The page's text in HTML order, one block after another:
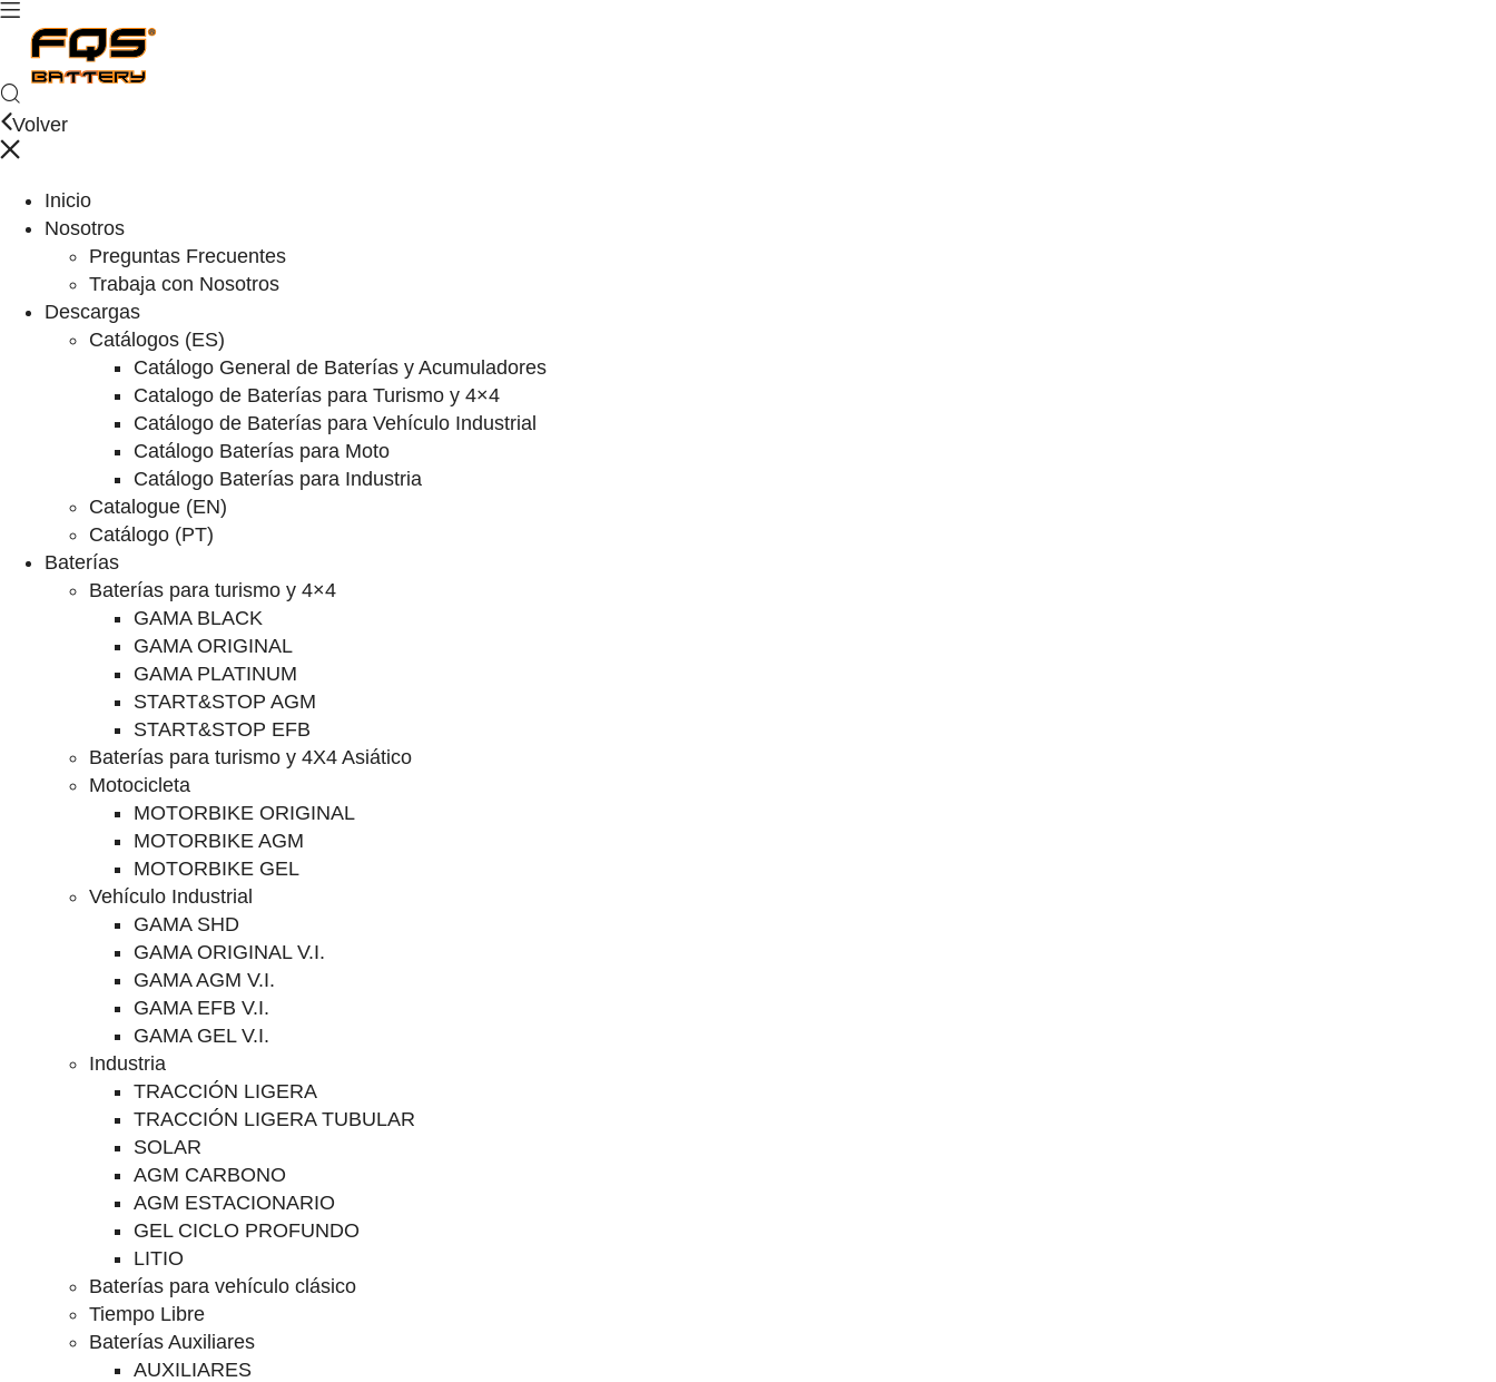
Volver
Inicio
Nosotros
Preguntas Frecuentes
Trabaja con Nosotros
Descargas
Catálogos (ES)
Catálogo General de Baterías y Acumuladores
Catalogo de Baterías para Turismo y 4×4
Catálogo de Baterías para Vehículo Industrial
Catálogo Baterías para Moto
Catálogo Baterías para Industria
Catalogue (EN)
Catálogo (PT)
Baterías
Baterías para turismo y 4×4
GAMA BLACK
GAMA ORIGINAL
GAMA PLATINUM
START&STOP AGM
START&STOP EFB
Baterías para turismo y 4X4 Asiático
Motocicleta
MOTORBIKE ORIGINAL
MOTORBIKE AGM
MOTORBIKE GEL
Vehículo Industrial
GAMA SHD
GAMA ORIGINAL V.I.
GAMA AGM V.I.
GAMA EFB V.I.
GAMA GEL V.I.
Industria
TRACCIÓN LIGERA
TRACCIÓN LIGERA TUBULAR
SOLAR
AGM CARBONO
AGM ESTACIONARIO
GEL CICLO PROFUNDO
LITIO
Baterías para vehículo clásico
Tiempo Libre
Baterías Auxiliares
AUXILIARES